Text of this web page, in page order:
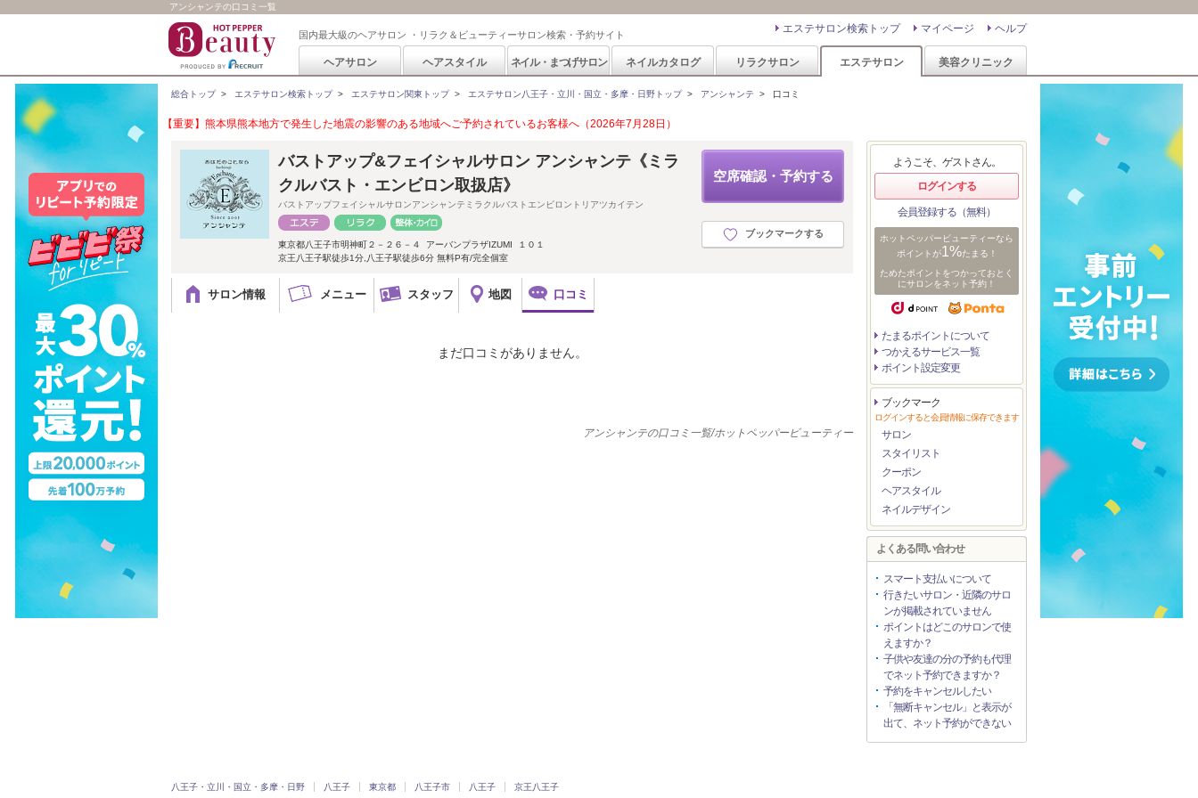
アンシャンテの口コミ一覧
国内最大級のヘアサロン ・リラク＆ビューティーサロン検索・予約サイト ヘルプ
マイページ
エステサロン検索トップ
ヘアサロン ヘアスタイル ネイル・まつげサロン ネイルカタログ リラクサロン エステサロン 美容クリニック
総合トップ> エステサロン検索トップ> エステサロン関東トップ> エステサロン八王子・立川・国立・多摩・日野トップ> アンシャンテ > 口コミ
【重要】熊本県熊本地方で発生した地震の影響のある地域へご予約されているお客様へ（2026年7月28日）
空席確認・予約する
ブックマークする
バストアップ&フェイシャルサロン アンシャンテ《ミラ
クルバスト・エンビロン取扱店》
バストアップフェイシャルサロンアンシャンテミラクルバストエンビロントリアツカイテン
東京都八王子市明神町２－２６－４ アーバンプラザIZUMI １０１
京王八王子駅徒歩1分,八王子駅徒歩6分 無料P有/完全個室
サロン情報 メニュー スタッフ 地図 口コミ
まだ口コミがありません。
アンシャンテの口コミ一覧/ホットペッパービューティー
ようこそ、ゲストさん。
ログインする
会員登録する（無料）
ホットペッパービューティーなら
ポイントが1%たまる！
ためたポイントをつかっておとく
にサロンをネット予約！
たまるポイントについて
つかえるサービス一覧
ポイント設定変更
ブックマーク
ログインすると会員情報に保存できます
サロン
スタイリスト
クーポン
ヘアスタイル
ネイルデザイン
よくある問い合わせ
スマート支払いについて
行きたいサロン・近隣のサロ
ンが掲載されていません
ポイントはどこのサロンで使
えますか？
子供や友達の分の予約も代理
でネット予約できますか？
予約をキャンセルしたい
「無断キャンセル」と表示が
出て、ネット予約ができない
八王子・立川・国立・多摩・日野 八王子 東京都 八王子市 八王子 京王八王子